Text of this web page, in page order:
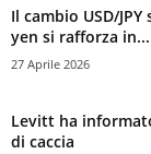
Il cambio USD/
yen si rafforza in...
27 Aprile 2026
Levitt ha
di caccia